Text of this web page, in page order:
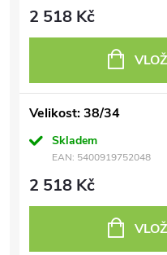
2 518 Kč
Velikost: 38/34
Skladem
EAN: 5400919752048
2 518 Kč